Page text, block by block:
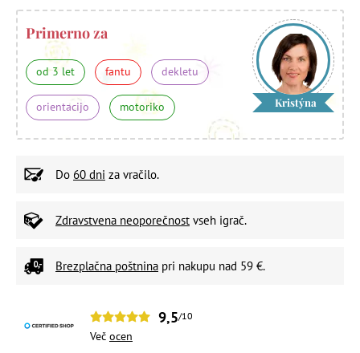
Primerno za
od 3 let fantu dekletu
orientacijo motoriko Kristýna
Do 60 dni za vračilo.
Zdravstvena neoporečnost vseh igrač.
Brezplačna poštnina pri nakupu nad 59 €.
9,5/10
Več ocen